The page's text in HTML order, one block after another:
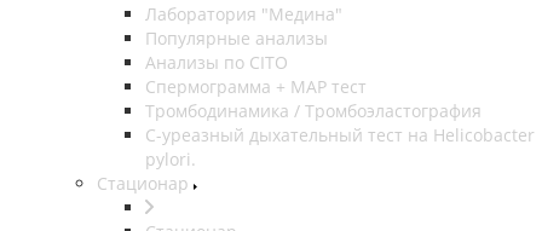
Лаборатория "Медина"
Популярные анализы
Анализы по CITO
Спермограмма + МАР тест
Тромбодинамика / Тромбоэластография
С-уреазный дыхательный тест на Helicobacter
pylori.
Стационар